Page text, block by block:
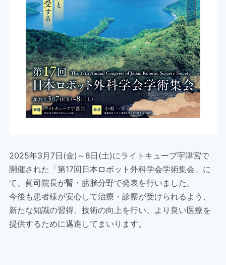
2025年3月7日(金)～8日(土)にライトキューブ宇津宮で
開催された「第17回日本ロボット外科学会学術集会」に
て、眞司院長が腎・膀胱分野で発表を行いました。
今後も患者様が安心して治療・診察が受けられるよう、
新たな知識の習得、技術の向上を行い、より良い医療を
提供するために邁進してまいります。